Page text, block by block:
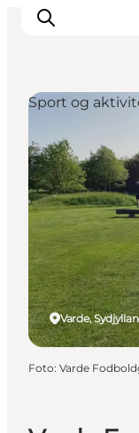
Det sker
Oplevelser
Vores Byer
Mad &
Køb billet
Planlæg
Varde,
Sport og
Foto: Varde